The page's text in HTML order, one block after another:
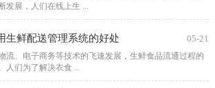
发展，人们在线上生 ...
生鲜配送管理系统的好处 05-21
流、电子商务等技术的飞速发展，生鲜食品流通过程的
人们为了解决衣食 ...